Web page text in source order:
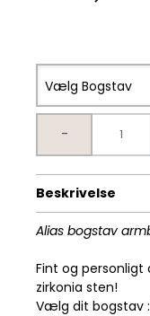
Vælg Bogstav
-
Beskrivelse
Alias bogstav
Fint og
zirkonia sten!
Vælg dit bogstav